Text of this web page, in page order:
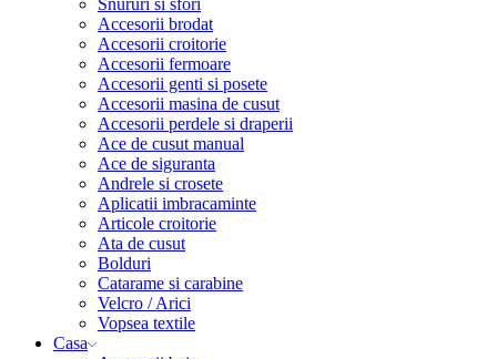
Snururi si sfori
Accesorii brodat
Accesorii croitorie
Accesorii fermoare
Accesorii genti si posete
Accesorii masina de cusut
Accesorii perdele si draperii
Ace de cusut manual
Ace de siguranta
Andrele si crosete
Aplicatii imbracaminte
Articole croitorie
Ata de cusut
Bolduri
Catarame si carabine
Velcro / Arici
Vopsea textile
Casa